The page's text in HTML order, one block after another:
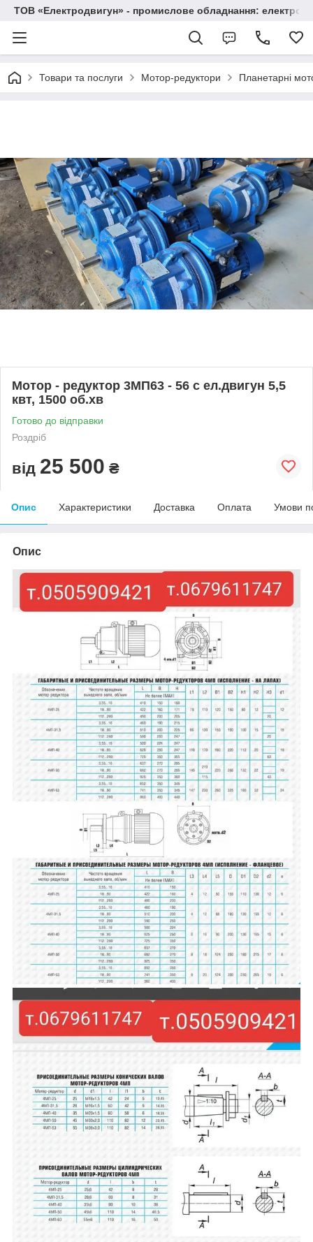
ТОВ «Електродвигун» - промислове обладнання:
Товари та послуги Мотор-редуктори Планетарні
Мотор - редуктор 3МП63 - 56 с ел.двигун 5,5
квт, 1500 об.хв
Готово до відправки
Роздріб
від 25 500 ₴
Опис Характеристики Доставка Оплата Умови
Опис